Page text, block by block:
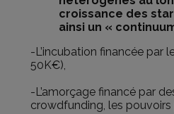
croissance des
ainsi un «
-L’incubation financée par
50K€),
-L’amorçage financé par
crowdfunding, les